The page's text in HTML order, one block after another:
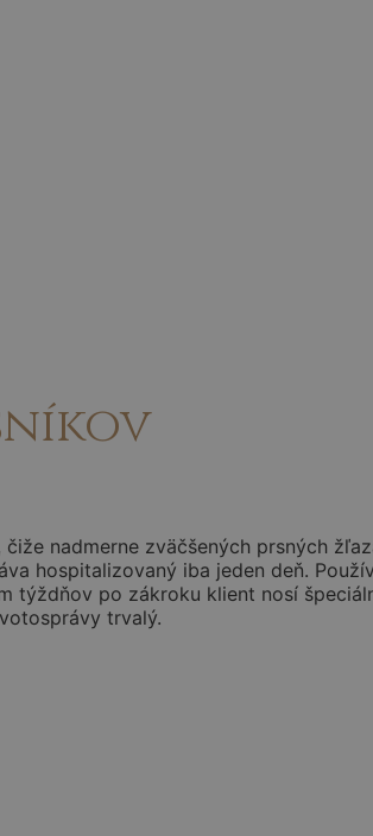
nadmerne zväčšených prsných
hospitalizovaný iba jeden deň.
po zákroku klient nosí
trvalý.